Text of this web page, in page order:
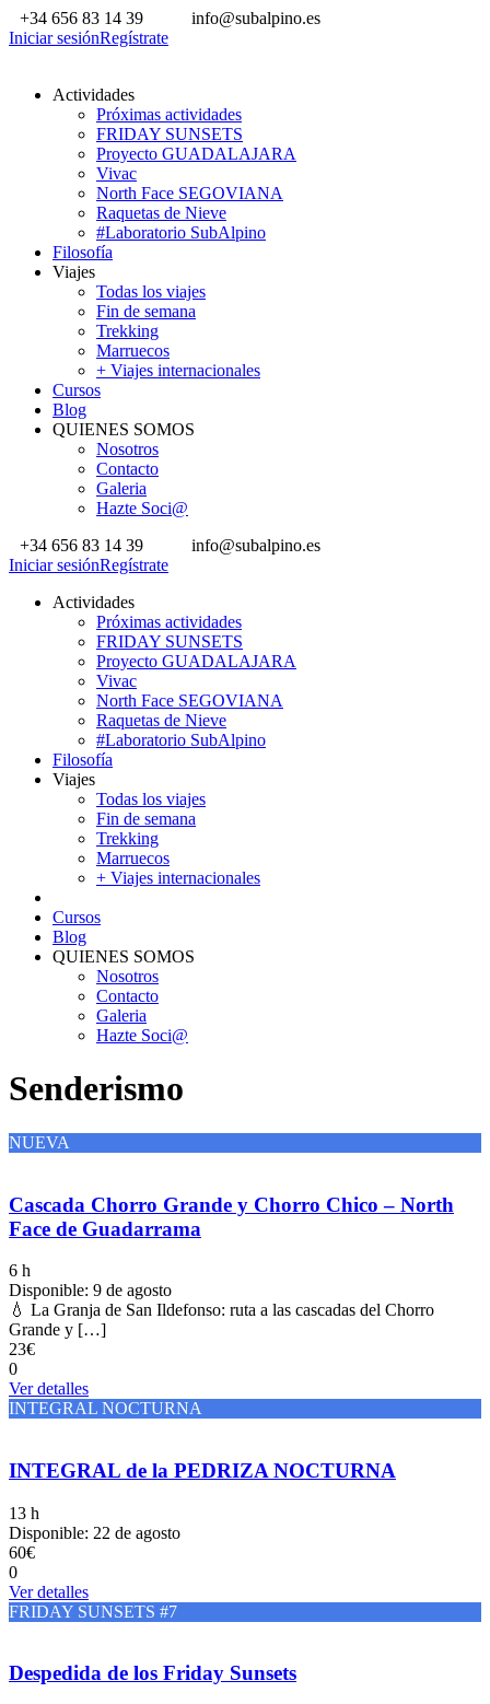
+34 656 83 14 39
info@subalpino.es
Iniciar sesiónRegístrate
Actividades
Próximas actividades
FRIDAY SUNSETS
Proyecto GUADALAJARA
Vivac
North Face SEGOVIANA
Raquetas de Nieve
#Laboratorio SubAlpino
Filosofía
Viajes
Todas los viajes
Fin de semana
Trekking
Marruecos
+ Viajes internacionales
Cursos
Blog
QUIENES SOMOS
Nosotros
Contacto
Galeria
Hazte Soci@
+34 656 83 14 39
info@subalpino.es
Iniciar sesiónRegístrate
Actividades
Próximas actividades
FRIDAY SUNSETS
Proyecto GUADALAJARA
Vivac
North Face SEGOVIANA
Raquetas de Nieve
#Laboratorio SubAlpino
Filosofía
Viajes
Todas los viajes
Fin de semana
Trekking
Marruecos
+ Viajes internacionales
Cursos
Blog
QUIENES SOMOS
Nosotros
Contacto
Galeria
Hazte Soci@
Senderismo
NUEVA
Cascada Chorro Grande y Chorro Chico – North
Face de Guadarrama
6 h
Disponible: 9 de agosto
💧 La Granja de San Ildefonso: ruta a las cascadas del Chorro
Grande y […]
23€
0
Ver detalles
INTEGRAL NOCTURNA
INTEGRAL de la PEDRIZA NOCTURNA
13 h
Disponible: 22 de agosto
60€
0
Ver detalles
FRIDAY SUNSETS #7
Despedida de los Friday Sunsets